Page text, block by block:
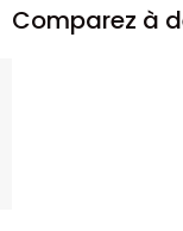
Comparez à